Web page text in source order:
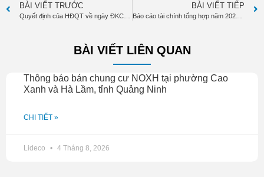
BÀI VIẾT TRƯỚC BÀI VIẾT TIẾP
Báo cáo tài chính tổng hợp năm 2023 đã kiểm toán
BÀI VIẾT LIÊN QUAN
Thông báo bán chung cư NOXH tại phường Cao
Xanh và Hà Lầm, tỉnh Quảng Ninh
CHI TIẾT »
Lideco 4 Tháng 8, 2026